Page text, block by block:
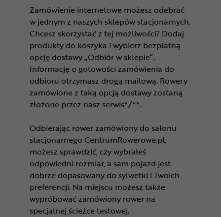
Zamówienie internetowe możesz odebrać
w jednym z naszych sklepów stacjonarnych.
Chcesz skorzystać z tej możliwości? Dodaj
produkty do koszyka i wybierz bezpłatną
opcję dostawy „Odbiór w sklepie”.
Informację o gotowości zamówienia do
odbioru otrzymasz drogą mailową. Rowery
zamówione z taką opcją dostawy zostaną
złożone przez nasz serwis*/**.
Odbierając rower zamówiony do salonu
stacjonarnego CentrumRowerowe.pl,
możesz sprawdzić, czy wybrałeś
odpowiedni rozmiar, a sam pojazd jest
dobrze dopasowany do sylwetki i Twoich
preferencji. Na miejscu możesz także
wypróbować zamówiony rower na
specjalnej ścieżce testowej.